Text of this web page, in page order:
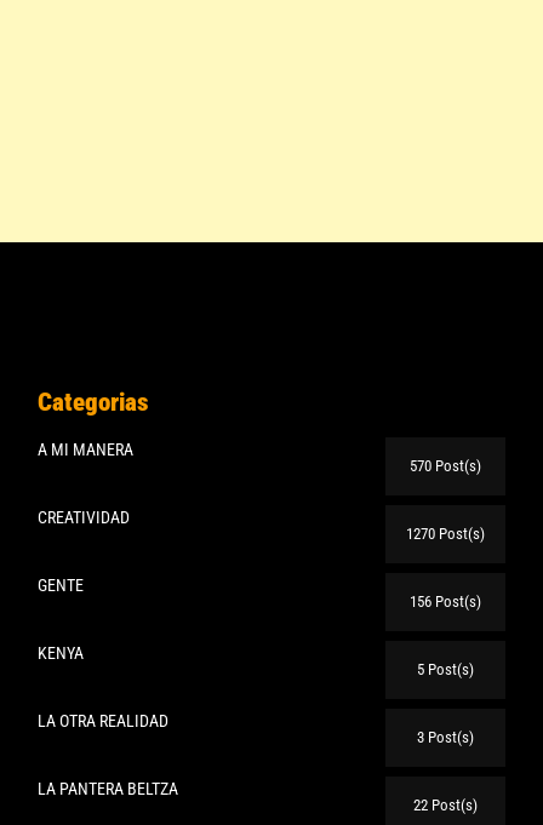
Categorias
A MI MANERA
570 Post(s)
CREATIVIDAD
1270 Post(s)
GENTE
156 Post(s)
KENYA
5 Post(s)
LA OTRA REALIDAD
3 Post(s)
LA PANTERA BELTZA
22 Post(s)